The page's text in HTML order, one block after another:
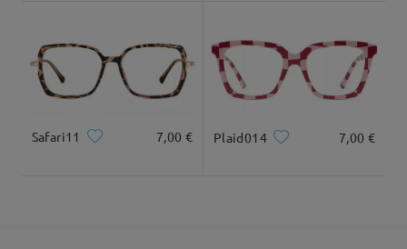
Ancho Total Longitud de Patillas
Safari11 7,00 € Plaid014 7,00 €